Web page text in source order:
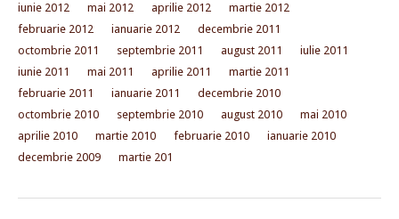
iunie 2012
mai 2012 aprilie 2012
martie 2012
februarie 2012
ianuarie 2012
decembrie 2011
octombrie 2011
septembrie 2011 august 2011
iulie 2011
iunie 2011
mai 2011 aprilie 2011
martie 2011
februarie 2011
ianuarie 2011
decembrie 2010
octombrie 2010
septembrie 2010 august 2010
mai 2010
aprilie 2010
martie 2010 februarie 2010
ianuarie 2010
decembrie 2009
martie 201